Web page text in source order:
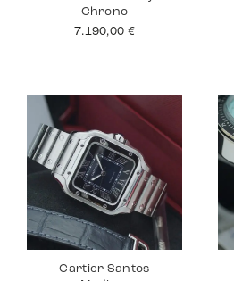
Chrono
7.190,00 €
Cartier Santos